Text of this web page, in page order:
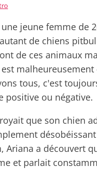
jeune femme de
de chiens
de ces animaux
tous, c'est
positive ou négative.
que son chien
Ariana a découvert
et parlait